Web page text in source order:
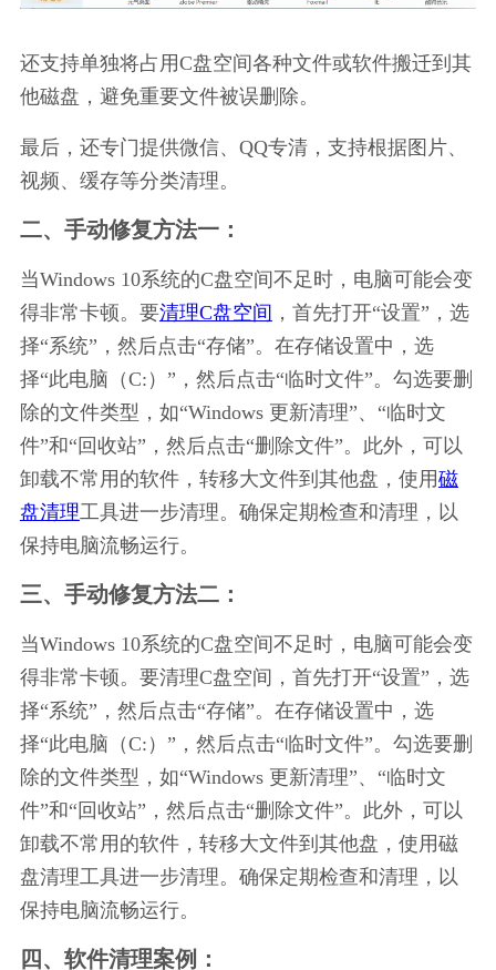
还支持单独将占用C盘空间各种文件或软件搬迁到其
他磁盘，避免重要文件被误删除。
最后，还专门提供微信、QQ专清，支持根据图片、
视频、缓存等分类清理。
二、手动修复方法一：
当Windows 10系统的C盘空间不足时，电脑可能会变
得非常卡顿。要清理C盘空间 ，首先打开“设置”，选
择“系统”，然后点击“存储”。在存储设置中，选
择“此电脑（C:）”，然后点击“临时文件”。勾选要删
除的文件类型，如“Windows 更新清理”、“临时文
件”和“回收站”，然后点击“删除文件”。此外，可以
卸载不常用的软件，转移大文件到其他盘，使用磁
盘清理工具进一步清理。确保定期检查和清理，以
保持电脑流畅运行。
三、手动修复方法二：
当Windows 10系统的C盘空间不足时，电脑可能会变
得非常卡顿。要清理C盘空间，首先打开“设置”，选
择“系统”，然后点击“存储”。在存储设置中，选
择“此电脑（C:）”，然后点击“临时文件”。勾选要删
除的文件类型，如“Windows 更新清理”、“临时文
件”和“回收站”，然后点击“删除文件”。此外，可以
卸载不常用的软件，转移大文件到其他盘，使用磁
盘清理工具进一步清理。确保定期检查和清理，以
保持电脑流畅运行。
四、软件清理案例：